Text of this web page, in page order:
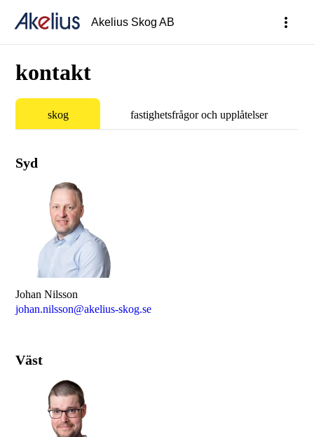
Akelius Skog AB more_vert
kontakt
skog fastighetsfrågor och upplåtelser
Syd
Johan Nilsson
johan.nilsson@akelius-skog.se
Väst